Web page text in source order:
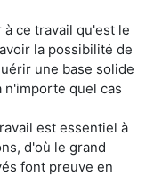
ce travail qu'est le
la possibilité de
une base solide
n'importe quel cas
est essentiel à
d'où le grand
font preuve en